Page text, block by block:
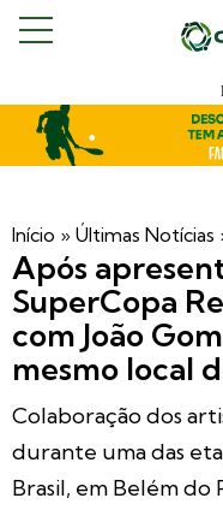
Início » Últimas Notícias
Após
SuperCopa
com João
mesmo local
Colaboração dos
durante uma das
Brasil, em Belém do